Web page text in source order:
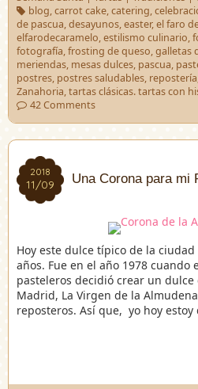
blog,carrot cake,catering,
de pascua,desayunos,easter,el faro
elfarodecaramelo,estilismo culinario,
fotografía,frosting de queso,galletas
meriendas, mesas dulces, pascua,
postres, postres saludables, repostería
Zanahoria,tartas clásicas. tartas con
42 Comments
2018
11/09
2018
11/09 Una Corona para mi
Hoy este dulce típico de la
años. Fue en el año 1978
pasteleros decidió crear un
Madrid, La Virgen de la
reposteros. Así que, yo hoy